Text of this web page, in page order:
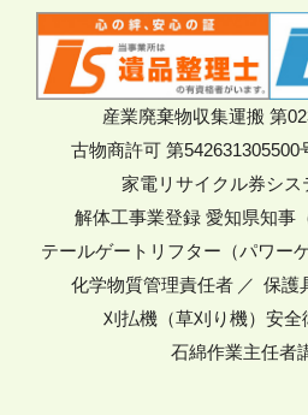
産業廃棄物収集運搬 第
古物商許可 第542631305500
家電リサイクル券シス
解体工事業登録 愛知県知事
テールゲートリフター（パワー
化学物質管理責任者
保護
刈払機（草刈り機）安全
石綿作業主任者